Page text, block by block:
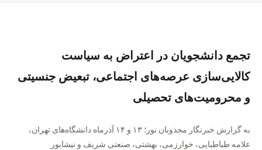
تجمع دانشجویان در اعتراض به سیاست
کالایی‌سازی عرصه‌های اجتماعی، تبعیض جنسیتی
و محرومیت‌های تحصیلی
به گزارش خبرنگار مجذوبان نور؛ ۱۳ و ۱۴ آذرماه دانشگاه‌های تهران،
علامه طباطبایی، خوارزمی، بهشتی، صنعتی شریف و نیشابور